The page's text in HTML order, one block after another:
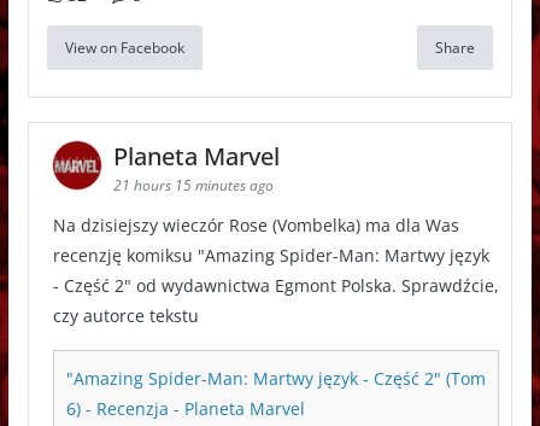
View on Facebook Share
Planeta Marvel
21 hours 15 minutes ago
Na dzisiejszy wieczór Rose (Vombelka) ma dla Was
recenzję komiksu "Amazing Spider-Man: Martwy język
- Część 2" od wydawnictwa Egmont Polska. Sprawdźcie,
czy autorce tekstu
"Amazing Spider-Man: Martwy język - Część 2" (Tom
6) - Recenzja - Planeta Marvel